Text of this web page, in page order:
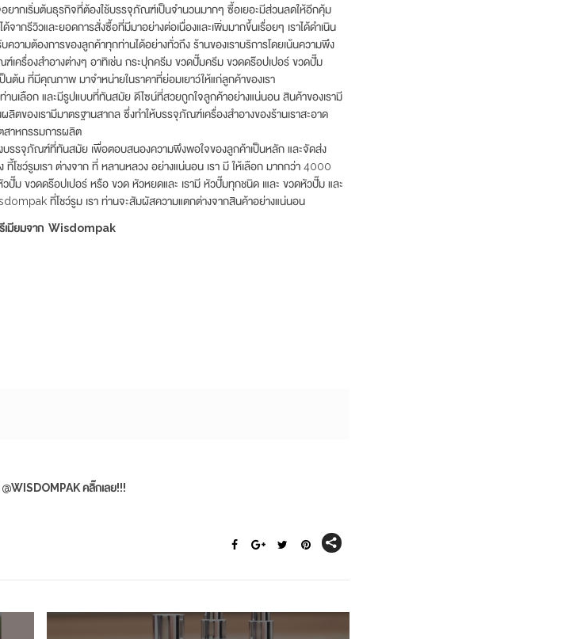
ากเริ่มต้นธุรกิจที่ต้องใช้บรรจุภัณฑ์เป็นจำนวนมากๆ ซื้อเยอะมีส่วนลดให้อีกคุ้ม
จากรีวิวและยอดการสั่งซื้อที่มีมาอย่างต่อเนื่องและเพิ่มมากขึ้นเรื่อยๆ เราได้ดำเนิน
ามต้องการของลูกค้าทุกท่านได้อย่างทั่วถึง ร้านของเราบริการโดยเน้นความพึง
ครื่องสำอางต่างๆ อาทิเช่น กระปุกครีม ขวดปั๊มครีม ขวดดร๊อปเปอร์ ขวดปั๊ม
น ที่มีคุณภาพ มาจำหน่ายในราคาที่ย่อมเยาว์ให้แก่ลูกค้าของเรา
นเลือก และมีรูปแบบที่ทันสมัย ดีไซน์ที่สวยถูกใจลูกค้าอย่างแน่นอน สินค้าของเรามี
ของเรามีมาตรฐานสากล ซึ่งทำให้บรรจุภัณฑ์เครื่องสำอางของร้านเราสะอาด
สาหกรรมการผลิต
รรจุภัณฑ์ที่ทันสมัย เพื่อตอบสนองความพึงพอใจของลูกค้าเป็นหลัก และจัดส่ง
ชว์รูมเรา ต่างจาก ที่ หลานหลวง อย่างแน่นอน เรา มี ให้เลือก มากกว่า 4000
ม ขวดดร๊อปเปอร์ หรือ ขวด หัวหยดและ เรามี หัวปั๊มทุกชนิด เและ ขวดหัวปั๊ม และ
ที่โชว์รูม เรา ท่านจะสัมผัสความแตกต่างจากสินค้าอย่างแน่นอน
รีเมียมจาก Wisdompak
คลิ๊กเลย!!!